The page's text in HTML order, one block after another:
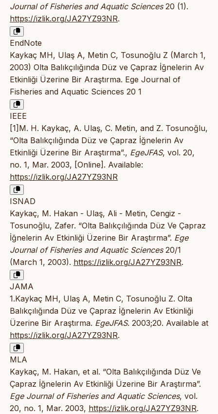
Journal of Fisheries and Aquatic Sciences20 (1).
https://izlik.org/JA27YZ93NR.
EndNote
Kaykaç MH, Ulaş A, Metin C, Tosunoğlu Z (March 1,
2003) Olta Balıkçılığında Düz ve Çapraz İğnelerin Av
Etkinliği Üzerine Bir Araştırma. Ege Journal of
Fisheries and Aquatic Sciences 20 1
IEEE
[1]M. H. Kaykaç, A. Ulaş, C. Metin, and Z. Tosunoğlu,
“Olta Balıkçılığında Düz ve Çapraz İğnelerin Av
Etkinliği Üzerine Bir Araştırma”., EgeJFAS, vol. 20,
no. 1, Mar. 2003, [Online]. Available:
https://izlik.org/JA27YZ93NR
ISNAD
Kaykaç, M. Hakan - Ulaş, Ali - Metin, Cengiz -
Tosunoğlu, Zafer. “Olta Balıkçılığında Düz Ve Çapraz
İğnelerin Av Etkinliği Üzerine Bir Araştırma”. Ege
Journal of Fisheries and Aquatic Sciences20/1
(March 1, 2003). https://izlik.org/JA27YZ93NR.
JAMA
1.Kaykaç MH, Ulaş A, Metin C, Tosunoğlu Z. Olta
Balıkçılığında Düz ve Çapraz İğnelerin Av Etkinliği
Üzerine Bir Araştırma. EgeJFAS. 2003;20. Available at
https://izlik.org/JA27YZ93NR.
MLA
Kaykaç, M. Hakan, et al. “Olta Balıkçılığında Düz Ve
Çapraz İğnelerin Av Etkinliği Üzerine Bir Araştırma”.
Ege Journal of Fisheries and Aquatic Sciences, vol.
20, no. 1, Mar. 2003, https://izlik.org/JA27YZ93NR.